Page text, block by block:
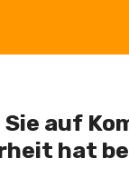
auf
hat